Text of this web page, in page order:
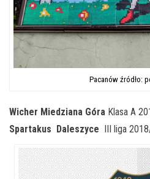
Pacanów źródło:
Wicher Miedziana Góra Klasa A
Spartakus Daleszyce III liga